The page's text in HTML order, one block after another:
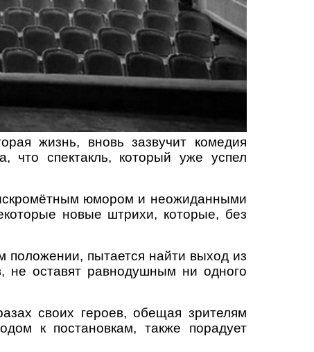
жизнь, вновь зазвучит комедия
что спектакль, который уже успел
юмором и неожиданными
новые штрихи, которые, без
положении, пытается найти выход из
не оставят равнодушным ни одного
своих героев, обещая зрителям
к постановкам, также порадует